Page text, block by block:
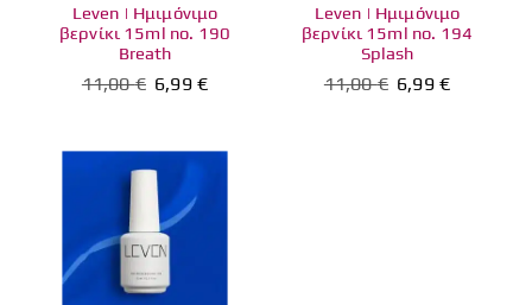
Leven | Ημιμόνιμο
βερνίκι 15ml no. 190
Breath
11,00€ 6,99 €
Leven | Ημιμόνιμο
βερνίκι 15ml no. 194
Splash
11,00€ 6,99 €